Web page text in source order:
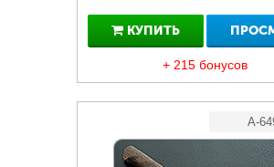
КУПИТЬ
+ 215 бонусов
A-